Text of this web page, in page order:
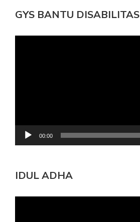
GYS BANTU DISABILITAS
00:00
IDUL ADHA